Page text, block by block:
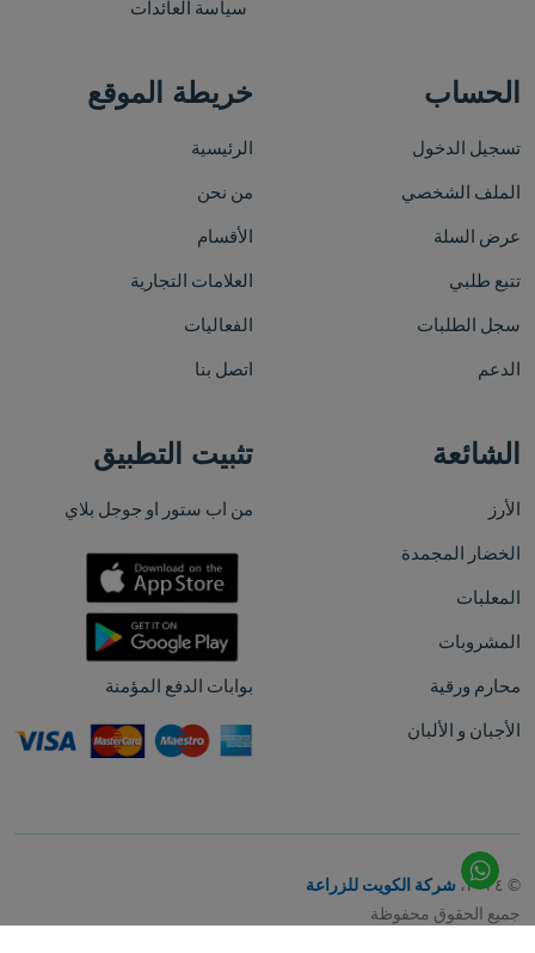
سياسة العائدات
الحساب
تسجيل الدخول
الملف الشخصي
عرض السلة
تتبع طلبي
سجل الطلبات
الدعم
خريطة الموقع
الرئيسية
من نحن
الأقسام
العلامات التجارية
الفعاليات
اتصل بنا
الشائعة
الأرز
الخضار المجمدة
المعلبات
المشروبات
محارم ورقية
الأجبان و الألبان
تثبيت التطبيق
من اب ستور او جوجل بلاي
بوابات الدفع المؤمنة
© ٢٠٢٤،
شركة الكويت للزراعة
جميع الحقوق محفوظة